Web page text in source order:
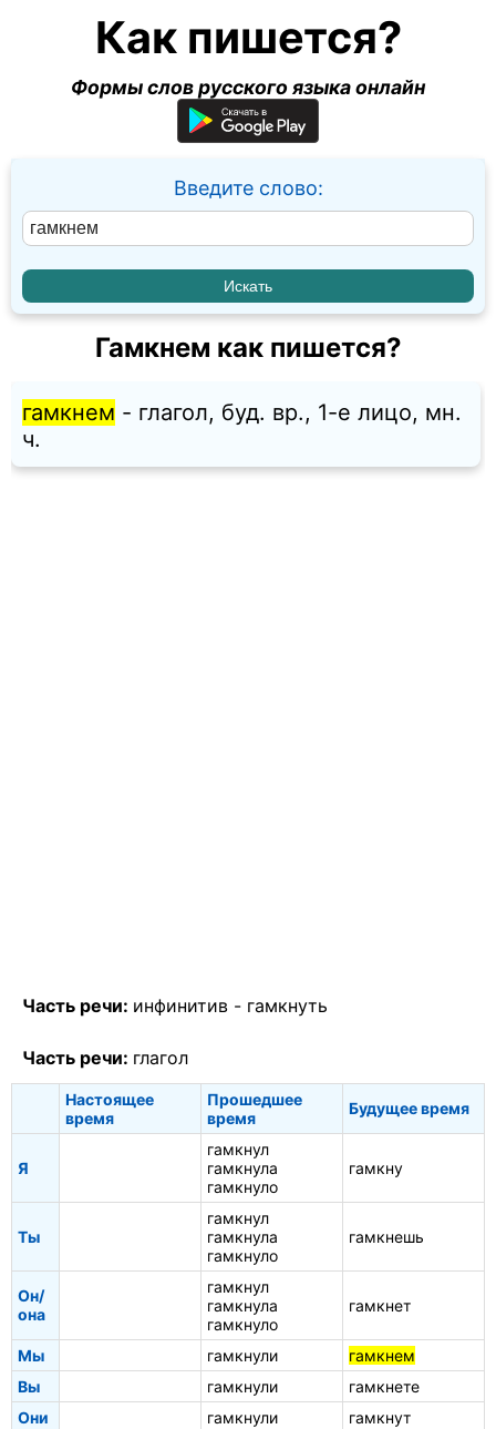
Как пишется?
Формы слов русского языка онлайн
Введите слово:
Гамкнем как пишется?
гамкнем - глагол, буд. вр., 1-е лицо, мн.
ч.
Часть речи: инфинитив - гамкнуть
Часть речи: глагол
Настоящее
время
Прошедшее
время
Будущее время
Я
гамкнул
гамкнула
гамкнуло
гамкну
Ты
гамкнул
гамкнула
гамкнуло
гамкнешь
Он/
она
гамкнул
гамкнула
гамкнуло
гамкнет
Мы гамкнули
гамкнем
Вы
гамкнули
гамкнете
Они
гамкнули
гамкнут